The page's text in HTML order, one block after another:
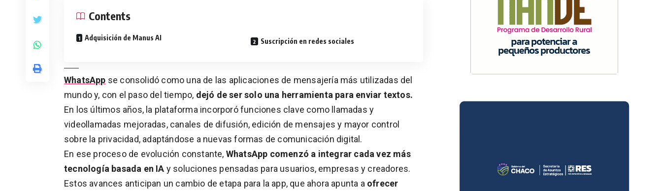
Contents
Adquisición de Manus AI Suscripción en redes sociales
WhatsApp se consolidó como una de las aplicaciones de mensajería más utilizadas del
mundo y, con el paso del tiempo, dejó de ser solo una herramienta para enviar textos.
En los últimos años, la plataforma incorporó funciones clave como llamadas y
videollamadas mejoradas, canales de difusión, edición de mensajes y mayor control
sobre la privacidad, adaptándose a nuevas formas de comunicación digital.
En ese proceso de evolución constante, WhatsApp comenzó a integrar cada vez más
tecnología basada en IA y soluciones pensadas para usuarios, empresas y creadores.
Estos avances anticipan un cambio de etapa para la app, que ahora apunta a ofrecer